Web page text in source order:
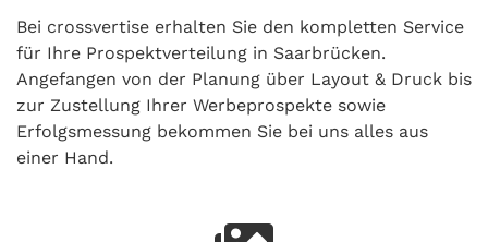
Bei crossvertise erhalten Sie den kompletten Service
für Ihre Prospektverteilung in Saarbrücken.
Angefangen von der Planung über Layout & Druck bis
zur Zustellung Ihrer Werbeprospekte sowie
Erfolgsmessung bekommen Sie bei uns alles aus
einer Hand.